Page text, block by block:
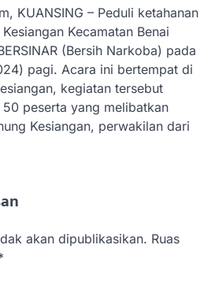
KUANSING – Peduli ketahanan
Kecamatan Benai
(Bersih Narkoba) pada
pagi. Acara ini bertempat di
kegiatan tersebut
peserta yang melibatkan
Kesiangan, perwakilan dari
akan dipublikasikan. Ruas